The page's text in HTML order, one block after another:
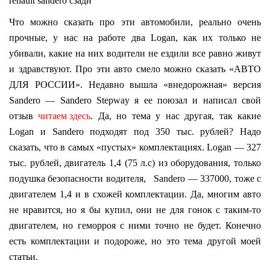
Что можно сказать про эти автомобили, реально очень
прочные, у нас на работе два Logan, как их только не
убивали, какие на них водители не ездили все равно живут
и здравствуют. Про эти авто смело можно сказать «АВТО
ДЛЯ РОССИИ». Недавно вышла «внедорожная» версия
Sandero — Sandero Stepway я ее поюзал и написал свой
отзывчитаем здесь. Да, но тема у нас другая, так какие
Logan и Sandero подходят под 350 тыс. рублей? Надо
сказать, что в самых «пустых» комплектациях. Logan — 327
тыс. рублей, двигатель 1,4 (75 л.с) из оборудования, только
подушка безопасности водителя, Sandero — 337000, тоже с
двигателем 1,4 и в схожей комплектации. Да, многим авто
не нравится, но я бы купил, они не для гонок с таким-то
двигателем, но геморроя с ними точно не будет. Конечно
есть комплектации и подороже, но это тема другой моей
статьи.